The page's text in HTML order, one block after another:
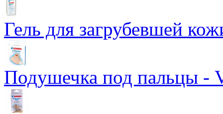
Гель для загрубевшей
Подушечка под пальцы -